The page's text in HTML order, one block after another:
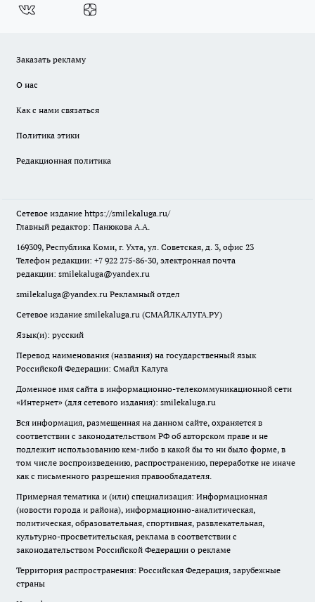
Заказать рекламу
О нас
Как с нами связаться
Политика этики
Редакционная политика
Сетевое издание https://smilekaluga.ru/
Главный редактор: Панюкова А.А.
169309, Республика Коми, г. Ухта, ул. Советская, д. 3, офис 23
Телефон редакции: +7 922 275-86-30, электронная почта
редакции: smilekaluga@yandex.ru
smilekaluga@yandex.ru Рекламный отдел
Сетевое издание smilekaluga.ru (СМАЙЛКАЛУГА.РУ)
Язык(и): русский
Перевод наименования (названия) на государственный язык
Российской Федерации: Смайл Калуга
Доменное имя сайта в информационно-телекоммуникационной сети
«Интернет» (для сетевого издания): smilekaluga.ru
Вся информация, размещенная на данном сайте, охраняется в
соответствии с законодательством РФ об авторском праве и не
подлежит использованию кем-либо в какой бы то ни было форме, в
том числе воспроизведению, распространению, переработке не иначе
как с письменного разрешения правообладателя.
Примерная тематика и (или) специализация: Информационная
(новости города и района), информационно-аналитическая,
политическая, образовательная, спортивная, развлекательная,
культурно-просветительская, реклама в соответствии с
законодательством Российской Федерации о рекламе
Территория распространения: Российская Федерация, зарубежные
страны